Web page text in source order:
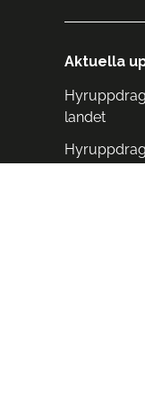
Aktuella
landet